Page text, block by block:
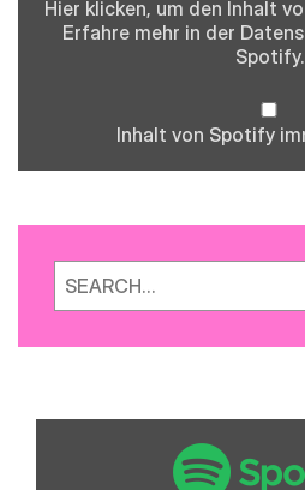
Hier klicken, um den Inhalt
Erfahre mehr in der
Spotify.
Inhalt von Spotify